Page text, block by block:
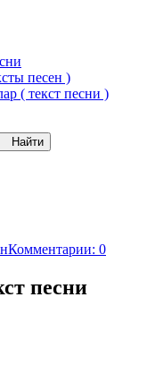
песен )
( текст песни )
Найти
Комментарии: 0
песни